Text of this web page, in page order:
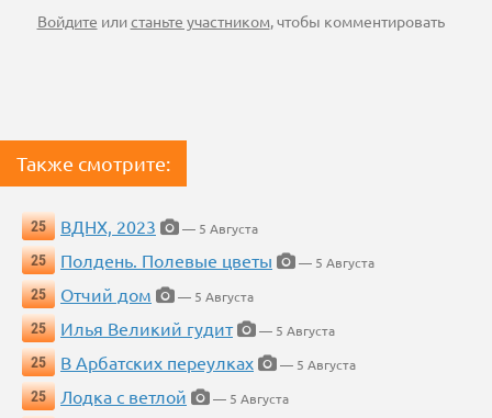
Войдите илистаньте участником, чтобы комментировать
Также смотрите:
25 ВДНХ, 2023
— 5 Августа
25
Полдень. Полевые цветы
— 5 Августа
25
Отчий дом
— 5 Августа
25
Илья Великий гудит
— 5 Августа
25
В Арбатских переулках
— 5 Августа
25
Лодка с ветлой
— 5 Августа